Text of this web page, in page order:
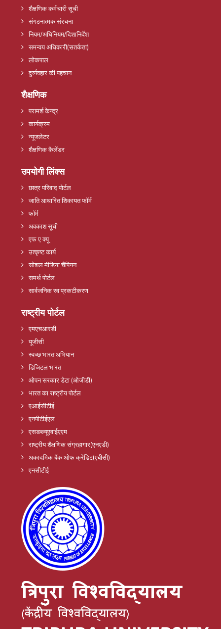
शैक्षणिक कर्मचारी सूची
संगठनात्मक संरचना
नियम/अधिनियम/दिशानिर्देश
समन्वय अधिकारी(सतर्कता)
लोकपाल
दुर्व्यवहार की पहचान
शैक्षणिक
परामर्श केन्द्र
कार्यक्रम
न्यूजलेटर
शैक्षणिक कैलेंडर
उपयोगी लिंक्स
छात्र परिवाद पोर्टल
जाति आधारित शिकायत फॉर्म
फॉर्म
अवकाश सूची
एफ ए क्यू
उत्कृष्ट कार्य
सोशल मीडिया चैंपियन
समर्थ पोर्टल
सार्वजनिक स्व प्रकटीकरण
राष्ट्रीय पोर्टल
एमएचआरडी
यूजीसी
स्वच्छ भारत अभियान
डिजिटल भारत
ओपन सरकार डेटा (ओजीडी)
भारत का राष्ट्रीय पोर्टल
एआईसीटीई
एनपीटीईएल
एसडब्ल्यूएवाईएएम
राष्ट्रीय शैक्षणिक संग्रहागार(एनएडी)
अकादमिक बैंक ओफ क्रेडिट(एबीसी)
एनसीटीई